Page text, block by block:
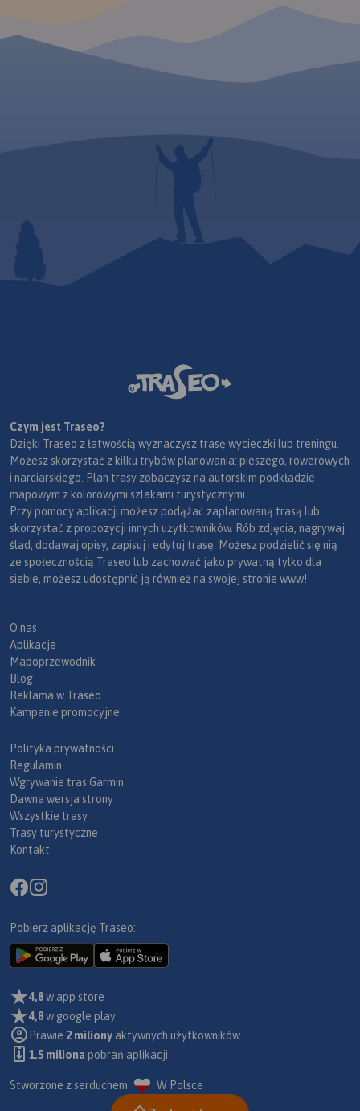
Czym jest Traseo?
Dzięki Traseo z łatwością wyznaczysz trasę wycieczki lub treningu.
Możesz skorzystać z kilku trybów planowania: pieszego, rowerowych
i narciarskiego. Plan trasy zobaczysz na autorskim podkładzie
mapowym z kolorowymi szlakami turystycznymi.
Przy pomocy aplikacji możesz podążać zaplanowaną trasą lub
skorzystać z propozycji innych użytkowników. Rób zdjęcia, nagrywaj
ślad, dodawaj opisy, zapisuj i edytuj trasę. Możesz podzielić się nią
ze społecznością Traseo lub zachować jako prywatną tylko dla
siebie, możesz udostępnić ją również na swojej stronie www!
O nas
Aplikacje
Mapoprzewodnik
Blog
Reklama w Traseo
Kampanie promocyjne
Polityka prywatności
Regulamin
Wgrywanie tras Garmin
Dawna wersja strony
Wszystkie trasy
Trasy turystyczne
Kontakt
Pobierz aplikację Traseo:
4,8w app store
4,8w google play
Prawie 2 miliony aktywnych użytkowników
1.5 miliona pobrań aplikacji
Stworzone z serduchem W Polsce